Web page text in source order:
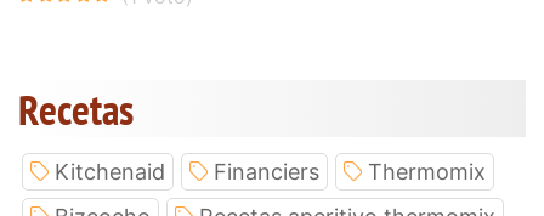
Recetas
Kitchenaid Financiers
Thermomix